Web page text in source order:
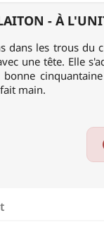
- À
dans les trous du
une tête. Elle
main.